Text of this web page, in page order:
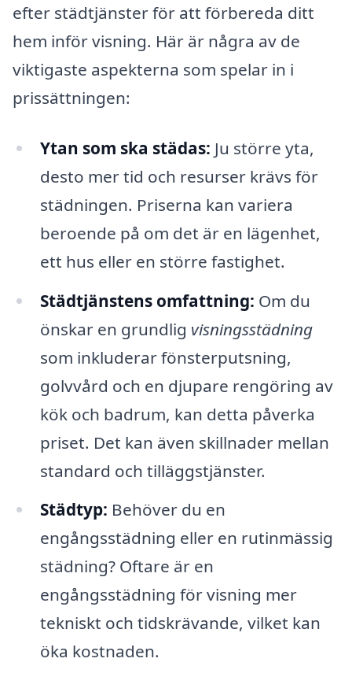
efter städtjänster för att förbereda ditt
hem inför visning. Här är några av de
viktigaste aspekterna som spelar in i
prissättningen:
Ytan som ska städas: Ju större yta,
desto mer tid och resurser krävs för
städningen. Priserna kan variera
beroende på om det är en lägenhet,
ett hus eller en större fastighet.
Städtjänstens omfattning: Om du
önskar en grundlig visningsstädning
som inkluderar fönsterputsning,
golvvård och en djupare rengöring av
kök och badrum, kan detta påverka
priset. Det kan även skillnader mellan
standard och tilläggstjänster.
Städtyp: Behöver du en
engångsstädning eller en rutinmässig
städning? Oftare är en
engångsstädning för visning mer
tekniskt och tidskrävande, vilket kan
öka kostnaden.